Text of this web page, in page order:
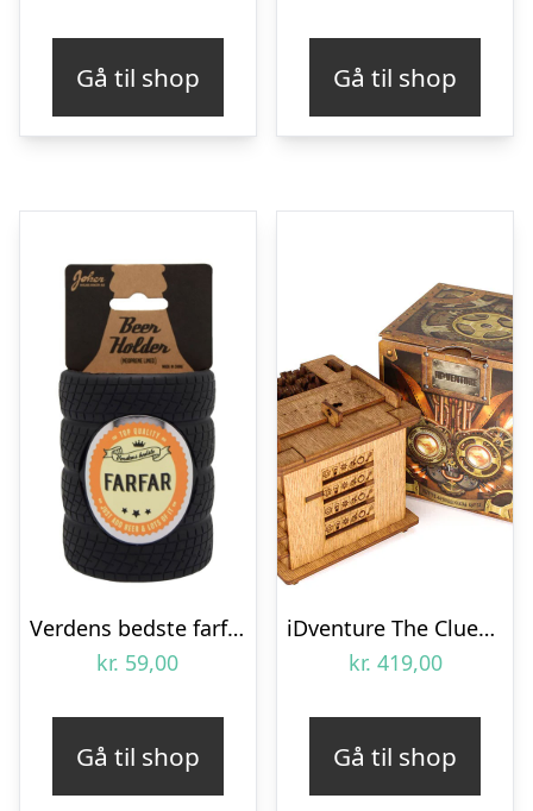
Gå til shop Gå til shop
Verdens bedste farfar – Dåsekøler
kr. 59,00
Gå til shop
iDventure The Cluebox
kr. 419,00
Gå til shop